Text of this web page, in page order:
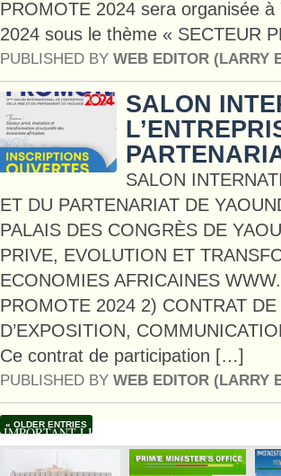
PROMOTE 2024 sera organisée
2024 sous le thème « SECTEUR
PUBLISHED BY WEB EDITOR (LARRY
SALON
SALON
ET DU PARTENARIAT DE
PALAIS DES CONGRÈS DE
PRIVE, EVOLUTION ET
ECONOMIES AFRICAINES
PROMOTE 2024 2) CONTRAT
D’EXPOSITION,
Ce contrat de participation […]
PUBLISHED BY WEB EDITOR (LARRY
« OLDER ENTRIES
IMPORTANT LINKS